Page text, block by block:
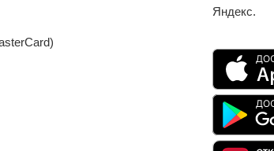
Яндекс.